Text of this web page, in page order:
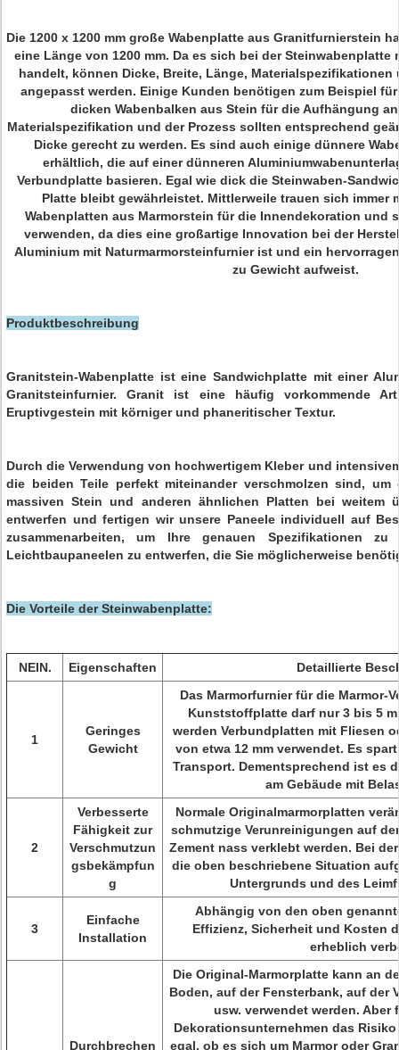
Die 1200 x 1200 mm große Wabenplatte aus Granitfurnierstein
eine Länge von 1200 mm. Da es sich bei der
handelt, können Dicke, Breite, Länge,
angepasst werden. Einige Kunden benötigen zum Beispiel
dicken Wabenbalken aus Stein für die Aufhängung
Materialspezifikation und der Prozess sollten entsprechend
Dicke gerecht zu werden. Es sind auch einige dünnere
erhältlich, die auf einer dünneren
Verbundplatte basieren. Egal wie dick die Steinwaben-
Platte bleibt gewährleistet. Mittlerweile trauen sich immer
Wabenplatten aus Marmorstein für die Innendekoration und
verwenden, da dies eine großartige Innovation bei der
Aluminium mit Naturmarmorsteinfurnier ist und ein
zu Gewicht aufweist.
Produktbeschreibung
Granitstein-Wabenplatte ist eine Sandwichplatte mit einer
Granitsteinfurnier. Granit ist eine häufig vorkommende
Eruptivgestein mit körniger und phaneritischer Textur.
Durch die Verwendung von hochwertigem Kleber und
die beiden Teile perfekt miteinander verschmolzen sind,
massiven Stein und anderen ähnlichen Platten bei weitem
entwerfen und fertigen wir unsere Paneele individuell auf
zusammenarbeiten, um Ihre genauen Spezifikationen
Leichtbaupaneelen zu entwerfen, die Sie möglicherweise
Die Vorteile der Steinwabenplatte:
NEIN. Eigenschaften Detaillierte
1
Geringes
Gewicht
Das Marmorfurnier für die Marmor-
Kunststoffplatte darf nur 3 bis 5
werden Verbundplatten mit Fliesen
von etwa 12 mm verwendet. Es
Transport. Dementsprechend ist es
am Gebäude mit
2
Verbesserte
Fähigkeit zur
Verschmutzun
gsbekämpfun
g
Normale Originalmarmorplatten
schmutzige Verunreinigungen auf
Zement nass verklebt werden. Bei
die oben beschriebene Situation
Untergrunds und des
3
Einfache
Installation
Abhängig von den oben
Effizienz, Sicherheit und Kosten
erheblich
Durchbrechen
Die Original-Marmorplatte kann an
Boden, auf der Fensterbank, auf der
usw. verwendet werden. Aber
Dekorationsunternehmen das
egal, ob es sich um Marmor oder